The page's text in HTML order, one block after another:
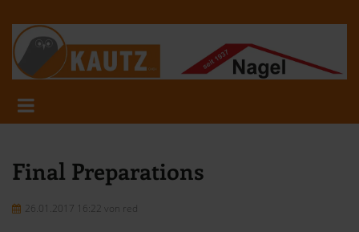
Final Preparations
26.01.2017 16:22 von red